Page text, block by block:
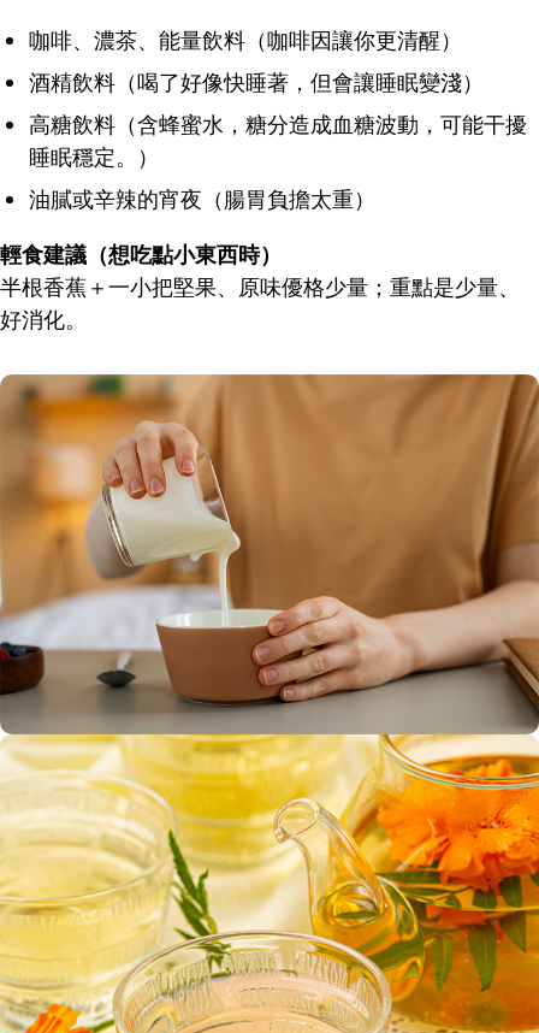
咖啡、濃茶、能量飲料（咖啡因讓你更清醒）
酒精飲料（喝了好像快睡著，但會讓睡眠變淺）
高糖飲料（含蜂蜜水，糖分造成血糖波動，可能干擾
睡眠穩定。）
油膩或辛辣的宵夜（腸胃負擔太重）
輕食建議（想吃點小東西時）
半根香蕉＋一小把堅果、原味優格少量；重點是少量、
好消化。